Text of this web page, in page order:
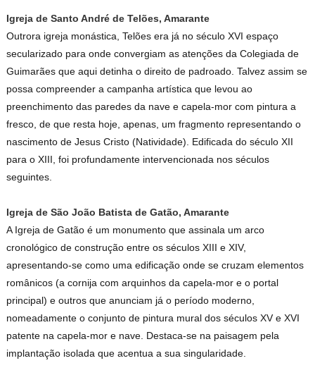
Igreja de Santo André de Telões, Amarante
Outrora igreja monástica, Telões era já no século XVI espaço
secularizado para onde convergiam as atenções da Colegiada de
Guimarães que aqui detinha o direito de padroado. Talvez assim se
possa compreender a campanha artística que levou ao
preenchimento das paredes da nave e capela-mor com pintura a
fresco, de que resta hoje, apenas, um fragmento representando o
nascimento de Jesus Cristo (Natividade). Edificada do século XII
para o XIII, foi profundamente intervencionada nos séculos
seguintes.
Igreja de São João Batista de Gatão, Amarante
A Igreja de Gatão é um monumento que assinala um arco
cronológico de construção entre os séculos XIII e XIV,
apresentando-se como uma edificação onde se cruzam elementos
românicos (a cornija com arquinhos da capela-mor e o portal
principal) e outros que anunciam já o período moderno,
nomeadamente o conjunto de pintura mural dos séculos XV e XVI
patente na capela-mor e nave. Destaca-se na paisagem pela
implantação isolada que acentua a sua singularidade.